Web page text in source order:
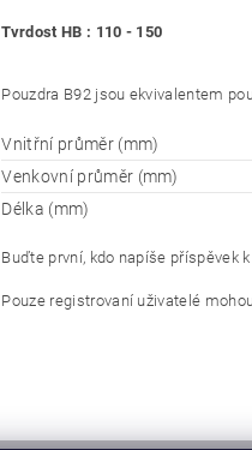
Tvrdost HB : 110 - 150
Pouzdra B92 jsou ekvivalentem
Vnitřní průměr (mm)
Venkovní průměr (mm)
Délka (mm)
Buďte první, kdo napíše příspěvek
Pouze registrovaní uživatelé